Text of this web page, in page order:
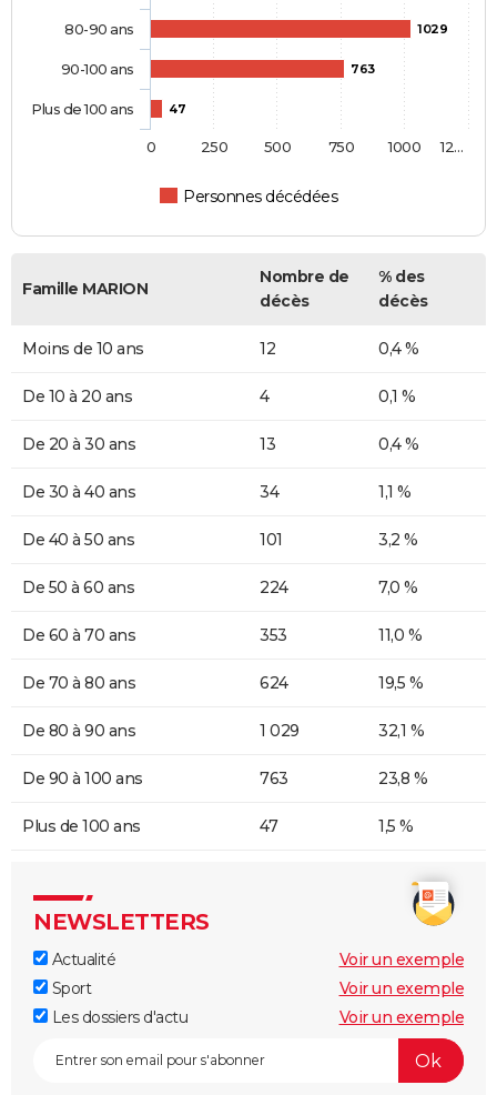
1029
763
47
Personnes décédées
80-90 ans
90-100 ans
Plus de 100 ans
0 1000
250 500 750 12…
Famille MARION
Nombre de
décès
% des
décès
Moins de 10 ans 12 0,4 %
De 10 à 20 ans 4 0,1 %
De 20 à 30 ans 13 0,4 %
De 30 à 40 ans 34 1,1 %
De 40 à 50 ans 101 3,2 %
De 50 à 60 ans 224 7,0 %
De 60 à 70 ans 353 11,0 %
De 70 à 80 ans 624 19,5 %
De 80 à 90 ans 1 029 32,1 %
De 90 à 100 ans 763 23,8 %
Plus de 100 ans 47 1,5 %
NEWSLETTERS
Actualité
Voir un exemple
Sport
Voir un exemple
Les dossiers d'actu
Voir un exemple